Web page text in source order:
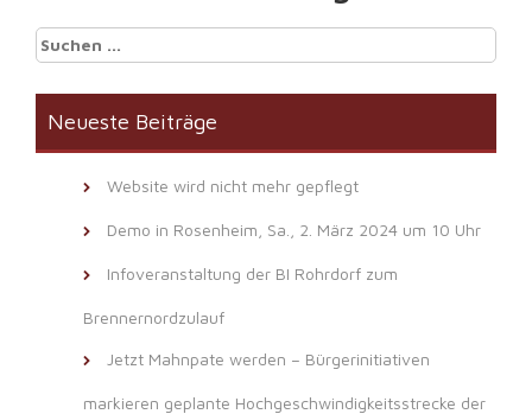
Suchen
nach:
Neueste Beiträge
Website wird nicht mehr gepflegt
Demo in Rosenheim, Sa., 2. März 2024 um 10 Uhr
Infoveranstaltung der BI Rohrdorf zum
Brennernordzulauf
Jetzt Mahnpate werden – Bürgerinitiativen
markieren geplante Hochgeschwindigkeitsstrecke der